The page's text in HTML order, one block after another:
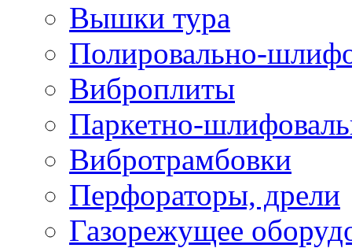
Вышки тура
Полировально-
Виброплиты
Паркетно-
Вибротрамбовки
Перфораторы, дрели
Газорежущее